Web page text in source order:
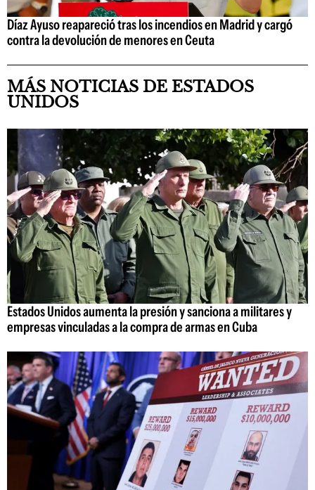
Díaz Ayuso reapareció tras los incendios en Madrid y cargó
contra la devolución de menores en Ceuta
MÁS NOTICIAS DE ESTADOS
UNIDOS
Estados Unidos aumenta la presión y sanciona a militares y
empresas vinculadas a la compra de armas en Cuba